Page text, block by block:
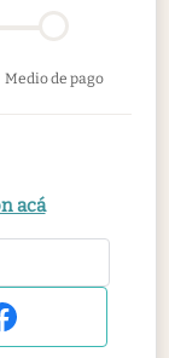
Medio de pago
acá